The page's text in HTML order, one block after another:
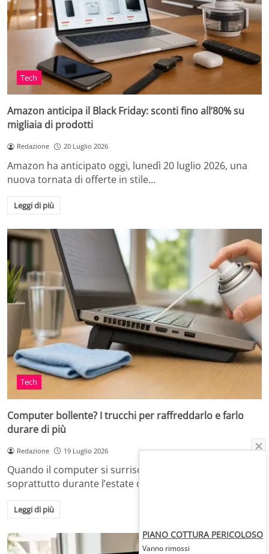
Tech
Amazon anticipa il Black Friday: sconti fino all’80% su
migliaia di prodotti
Redazione 20 Luglio 2026
Amazon ha anticipato oggi, lunedì 20 luglio 2026, una
nuova tornata di offerte in stile…
Leggi di più
Tech
Computer bollente? I trucchi per raffreddarlo e farlo
durare di più
Redazione 19 Luglio 2026
Quando il computer si surriscalda, in casa o in ufficio,
soprattutto durante l’estate o dopo…
Leggi di più
PIANO COTTURA PERICOLOSO
Vanno rimossi